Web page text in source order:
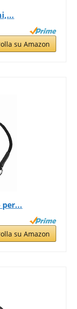
su Amazon
per...
su Amazon